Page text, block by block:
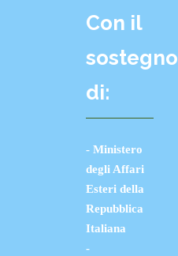
Con il
sostegno
di:
- Ministero
degli Affari
Esteri della
Repubblica
Italiana
-